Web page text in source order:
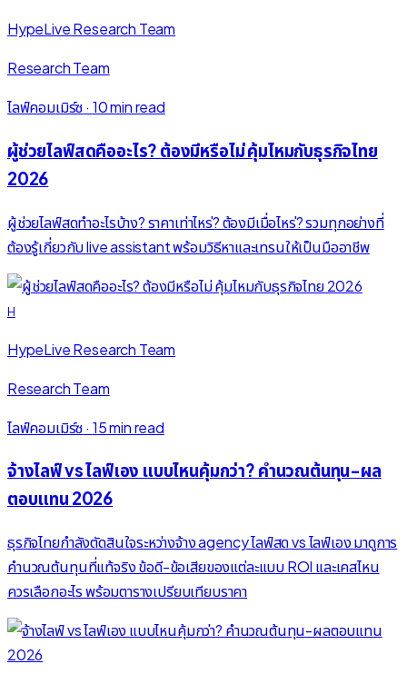
HypeLive Research Team
Research Team
ไลฟ์คอมเมิร์ซ· 10 min read
ผู้ช่วยไลฟ์สดคืออะไร? ต้องมีหรือไม่ คุ้มไหมกับธุรกิจไทย
2026
ผู้ช่วยไลฟ์สดทำอะไรบ้าง? ราคาเท่าไหร่? ต้องมีเมื่อไหร่? รวมทุกอย่างที่
ต้องรู้เกี่ยวกับ live assistant พร้อมวิธีหาและเทรนให้เป็นมืออาชีพ
H
HypeLive Research Team
Research Team
ไลฟ์คอมเมิร์ซ· 15 min read
จ้างไลฟ์ vs ไลฟ์เอง แบบไหนคุ้มกว่า? คำนวณต้นทุน-ผล
ตอบแทน 2026
ธุรกิจไทยกำลังตัดสินใจระหว่างจ้าง agency ไลฟ์สด vs ไลฟ์เอง มาดูการ
คำนวณต้นทุนที่แท้จริง ข้อดี-ข้อเสียของแต่ละแบบ ROI และเคสไหน
ควรเลือกอะไร พร้อมตารางเปรียบเทียบราคา